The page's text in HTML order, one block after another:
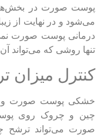
پوست صورت در
می‌شود و در نهایت از
درمانی پوست صورت
تنها روشی که می‌تواند
کنترل
خشکی پوست صورت و
چین و چروک روی
صورت می‌تواند ترشح